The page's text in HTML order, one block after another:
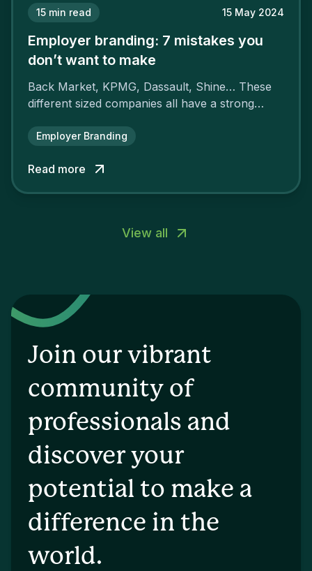
15 min read 15 May 2024
Employer branding: 7 mistakes you
don’t want to make
Back Market, KPMG, Dassault, Shine… These
different sized companies all have a strong
attractiveness and loyalty and makes their
Employer Branding
Read more
View all
Join our vibrant
community of
professionals and
discover your
potential to make a
difference in the
world.